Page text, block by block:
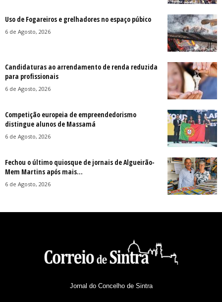
Uso de Fogareiros e grelhadores no espaço púbico
6 de Agosto, 2026
Candidaturas ao arrendamento de renda reduzida
para profissionais
6 de Agosto, 2026
Competição europeia de empreendedorismo
distingue alunos de Massamá
6 de Agosto, 2026
Fechou o último quiosque de jornais de Algueirão-
Mem Martins após mais...
6 de Agosto, 2026
Jornal do Concelho de Sintra